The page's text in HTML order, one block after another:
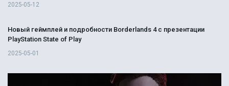
2025-05-12
Новый геймплей и подробности Borderlands 4 с презентации
PlayStation State of Play
2025-05-01